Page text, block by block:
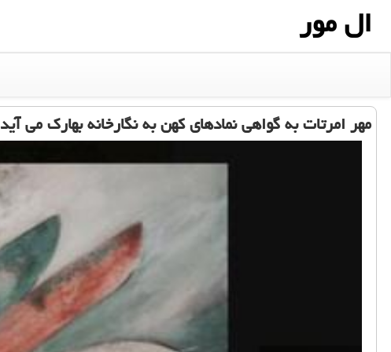
ال مور
مهر امرتات به گواهی نمادهای کهن به نگارخانه بهارک می آید